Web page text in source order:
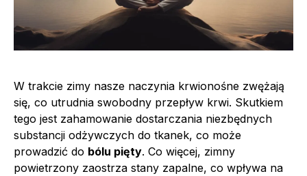
W trakcie zimy nasze naczynia krwionośne zwężają
się, co utrudnia swobodny przepływ krwi. Skutkiem
tego jest zahamowanie dostarczania niezbędnych
substancji odżywczych do tkanek, co może
prowadzić do bólu pięty. Co więcej, zimny
powietrzony zaostrza stany zapalne, co wpływa na